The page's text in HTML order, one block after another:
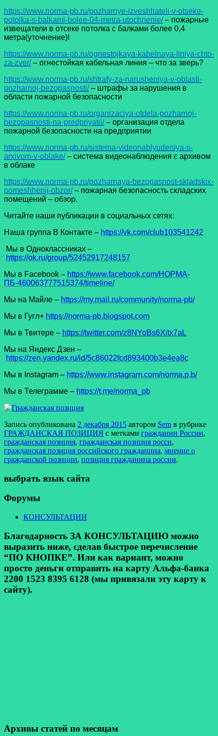
https://www.norma-pb.ru/pozharnye-izveshhateli-v-otseke-
potolka-s-balkami-bolee-04-metra-utochnenie/– пожарные
извещатели в отсеке потолка с балками более 0,4
метра(уточнение)!
https://www.norma-pb.ru/ognestojkaya-kabelnaya-liniya-chto-
za-zver/– огнестойкая кабельная линия – что за зверь?
https://www.norma-pb.ru/shtrafy-za-narusheniya-v-oblasti-
pozharnoj-bezopasnosti/– штрафы за нарушения в
области пожарной безопасности
https://www.norma-pb.ru/organizaciya-otdela-pozharnoj-
bezopasnosti-na-predpriyatii/– организация отдела
пожарной безопасности на предприятии
https://www.norma-pb.ru/sistema-videonablyudeniya-s-
arxivom-v-oblake/– система видеонаблюдения с архивом
в облаке
https://www.norma-pb.ru/pozharnaya-bezopasnost-skladskix-
pomeshhenij-obzor/– пожарная безопасность складских
помещений – обзор.
Читайте наши публикации в социальных сетях:
Наша группа В Контакте – https://vk.com/club103541242
Мы в Одноклассниках –
https://ok.ru/group/52452917248157
Мы в Facеbook – https://www.facebook.com/НОРМА-
ПБ-460063777515374/timeline/
Мы на Майле – https://my.mail.ru/community/norma-pb/
Мы в Гугл+ https://norma-pb.blogspot.com
Мы в Твитере – https://twitter.com/z8NYoBs6Xitx7aL
Мы на Яндекс Дзен –
https://zen.yandex.ru/id/5c86022fcd893400b3e4ea8c
Мы в Instagram – https://www.instagram.com/norma.p.b/
Мы в Телеграмме – https://t.me/norma_pb
Запись опубликована 2 декабря 2015 автором Sem в рубрике
ГРАЖДАНСКАЯ ПОЗИЦИЯ с метками гражданин России,
гражданская позиция, гражданская позиция росси,
гражданская позиция российского гражданина, мнение о
гражданской позиции, позиция гражданина россии.
выбрать язык сайта
Форумы
КОНСУЛЬТАЦИИ
Благодарность ЗА КОНСУЛЬТАЦИЮ можно
выразить ниже, сделав быстрое перечисление
“ПО КНОПКЕ”. Или как вариант, можно
просто деньги отправить на карту Альфа-банка
2200 1523 8395 6128 (мы привязали эту карту к
сайту).
Архивы статей по месяцам